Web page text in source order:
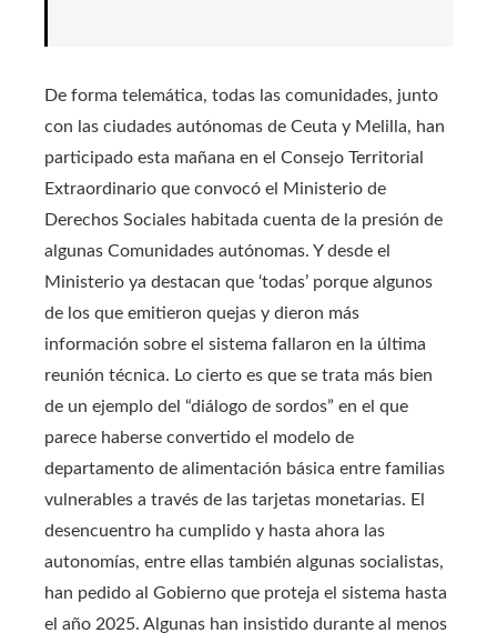
De forma telemática, todas las comunidades, junto
con las ciudades autónomas de Ceuta y Melilla, han
participado esta mañana en el Consejo Territorial
Extraordinario que convocó el Ministerio de
Derechos Sociales habitada cuenta de la presión de
algunas Comunidades autónomas. Y desde el
Ministerio ya destacan que ‘todas’ porque algunos
de los que emitieron quejas y dieron más
información sobre el sistema fallaron en la última
reunión técnica. Lo cierto es que se trata más bien
de un ejemplo del “diálogo de sordos” en el que
parece haberse convertido el modelo de
departamento de alimentación básica entre familias
vulnerables a través de las tarjetas monetarias. El
desencuentro ha cumplido y hasta ahora las
autonomías, entre ellas también algunas socialistas,
han pedido al Gobierno que proteja el sistema hasta
el año 2025. Algunas han insistido durante al menos